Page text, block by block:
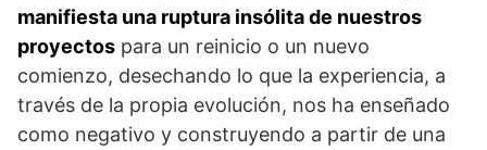
manifiesta una ruptura insólita de nuestros
proyectos para un reinicio o un nuevo
comienzo, desechando lo que la experiencia, a
través de la propia evolución, nos ha enseñado
como negativo y construyendo a partir de una